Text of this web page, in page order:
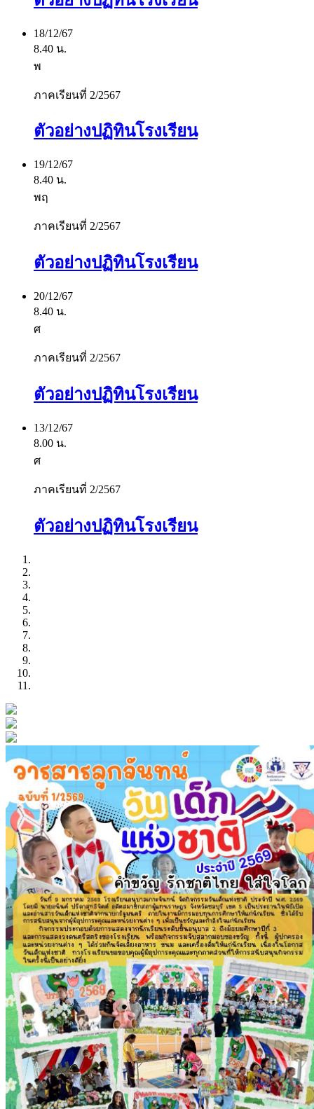
18/12/67
8.40 น.
พ
ภาคเรียนที่ 2/2567
ตัวอย่างปฏิทินโรงเรียน
19/12/67
8.40 น.
พฤ
ภาคเรียนที่ 2/2567
ตัวอย่างปฏิทินโรงเรียน
20/12/67
8.40 น.
ศ
ภาคเรียนที่ 2/2567
ตัวอย่างปฏิทินโรงเรียน
13/12/67
8.00 น.
ศ
ภาคเรียนที่ 2/2567
ตัวอย่างปฏิทินโรงเรียน